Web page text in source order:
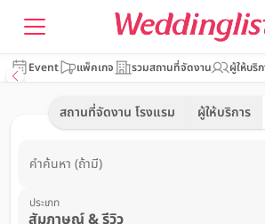
Event แพ็คเกจ รวมสถานที่จัดงาน ผู้ให้บริ
สถานที่จัดงาน โรงแรม ผู้ให้บริการ
คำค้นหา (ถ้ามี)
ประเภท